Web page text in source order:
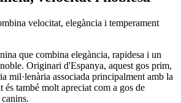
velocitat, elegància i temperament
que combina elegància, rapidesa i un
Originari d'Espanya, aquest gos prim,
mil·lenària associada principalment amb la
és també molt apreciat com a gos de